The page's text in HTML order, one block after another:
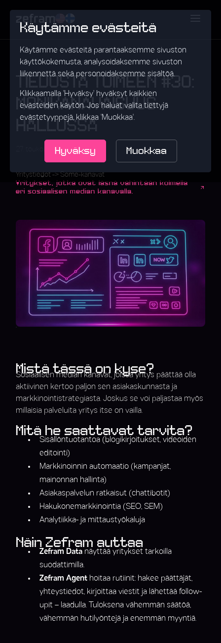
Käytämme evästeitä
Käytämme evästeitä parantaaksemme sivuston
käyttökokemusta, analysoidaksemme sivuston
liikennettä sekä personoidaksemme sisältöä.
Klikkaamalla 'Hyväksy' hyväksyt kaikkien
evästeiden käytön. Jos haluat valita tiettyjä
evästetyyppejä, klikkaa 'Muokkaa'.
Hyväksy Muokkaa
TIEDOSTA TOIMEEN #30:
MONIKANAVAISUUS
HALLUSSA
27. toukokuuta 2025 • Data
Yritystiedot -> Some-kanavat
Yritykset, jotka ovat läsnä vähintään kolmella
eri sosiaalisen median kanavalla.
Mistä tässä on kyse?
Sosiaalisen median kanavat, joissa yritys päättää olla
aktiivinen kertoo paljon sen asiakaskunnasta ja
markkinointistrategiasta. Joskus se voi paljastaa myös
millaisia palveluita yritys itse on vailla.
Mitä he saattavat tarvita?
Sisällöntuotantoa (blogikirjoitukset, videoiden
editointi)
Markkinoinnin automaatio (kampanjat,
mainonnan hallinta)
Asiakaspalvelun ratkaisut (chattibotit)
Hakukonemarkkinointia (SEO, SEM)
Analytiikka- ja mittaustyökaluja
Näin Zefram auttaa
Zefram Data näyttää yritykset tarkoilla
suodattimilla.
Zefram Agent hoitaa rutiinit: hakee päättäjät,
yhteystiedot, kirjoittaa viestit ja lähettää follow-
upit – laadulla. Tuloksena vähemmän säätöä,
vähemmän hutilyöntejä ja enemmän myyntiä.